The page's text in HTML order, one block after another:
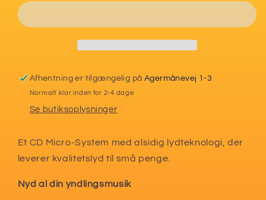
Afhentning er tilgængelig på Agermånevej 1-3
Normalt klar inden for 2-4 dage
Se butiksoplysninger
Et CD Micro-System med alsidig lydteknologi, der
leverer kvalitetslyd til små penge.
Nyd al din yndlingsmusik